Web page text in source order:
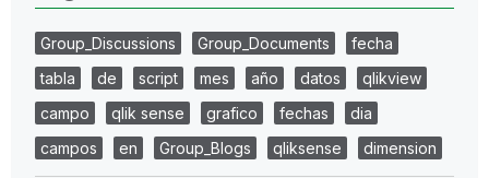
Group_Discussions Group_Documents
fecha
tabla
de script mes año datos
qlikview
campo
qlik sense grafico fechas
dia
campos
en Group_Blogs qliksense dimension